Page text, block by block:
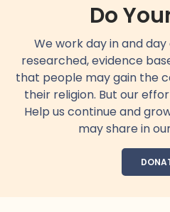
Do
We work day in and
researched, evidence
that people may gain the
their religion. But our
Help us continue and
may share in